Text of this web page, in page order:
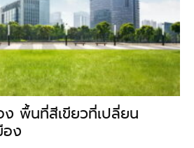
พื้นที่สีเขียวที่เปลี่ยน
ง